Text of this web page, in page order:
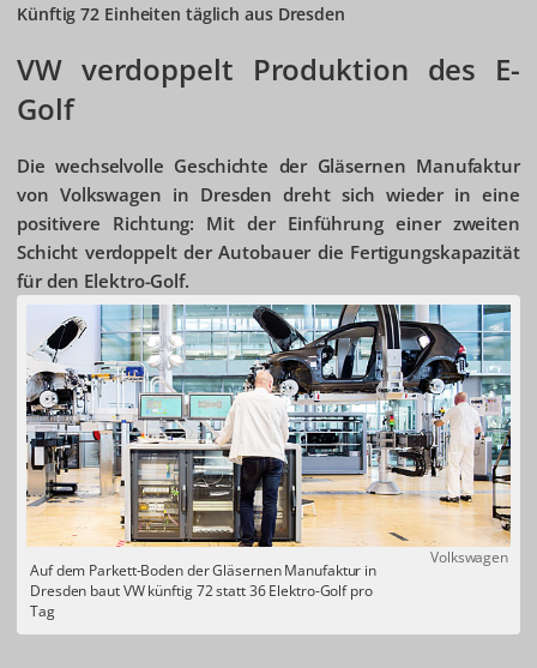
Künftig 72 Einheiten täglich aus Dresden
VW verdoppelt Produktion des E-
Golf
Die wechselvolle Geschichte der Gläsernen Manufaktur
von Volkswagen in Dresden dreht sich wieder in eine
positivere Richtung: Mit der Einführung einer zweiten
Schicht verdoppelt der Autobauer die Fertigungskapazität
für den Elektro-Golf.
Volkswagen
Auf dem Parkett-Boden der Gläsernen Manufaktur in
Dresden baut VW künftig 72 statt 36 Elektro-Golf pro
Tag